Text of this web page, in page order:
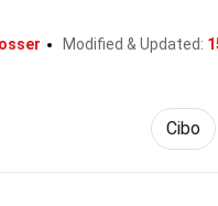
Modified & Updated:
Cibo